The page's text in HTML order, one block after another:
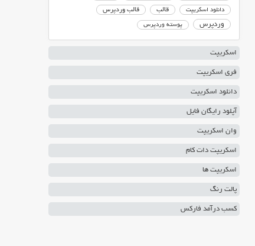
دانلود اسکریپت قالب قالب وردپرس
وردپرس پوسته وردپرس
اسکریپت
فری اسکریپت
دانلود اسکریپت
آپلود رایگان فایل
وان اسکریپت
اسکریپت دات کام
اسکریپت ها
پالت رنگ
کسب درآمد فارکس